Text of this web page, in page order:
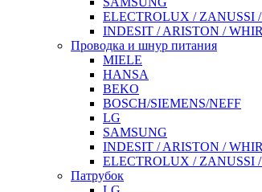
ELECTROLUX / ZANUSSI
INDESIT / ARISTON /
Проводка и шнур питания
MIELE
HANSA
BEKO
BOSCH/SIEMENS/NEFF
LG
SAMSUNG
INDESIT / ARISTON /
ELECTROLUX / ZANUSSI
Патрубок